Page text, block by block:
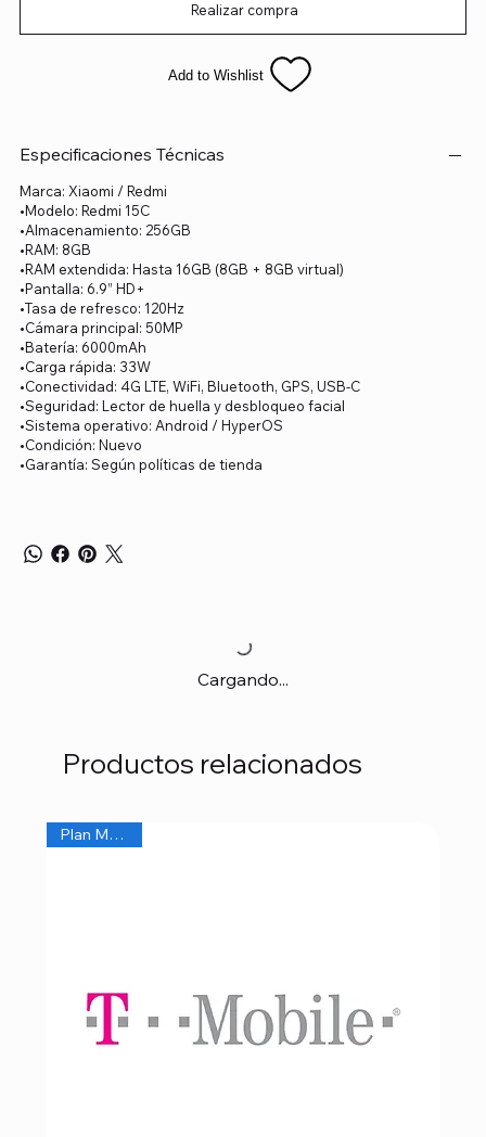
Realizar compra
Add to Wishlist
Especificaciones Técnicas
Marca: Xiaomi / Redmi
•Modelo: Redmi 15C
•Almacenamiento: 256GB
•RAM: 8GB
•RAM extendida: Hasta 16GB (8GB + 8GB virtual)
•Pantalla: 6.9” HD+
•Tasa de refresco: 120Hz
•Cámara principal: 50MP
•Batería: 6000mAh
•Carga rápida: 33W
•Conectividad: 4G LTE, WiFi, Bluetooth, GPS, USB-C
•Seguridad: Lector de huella y desbloqueo facial
•Sistema operativo: Android / HyperOS
•Condición: Nuevo
•Garantía: Según políticas de tienda
Cargando...
Productos relacionados
Plan Mensual